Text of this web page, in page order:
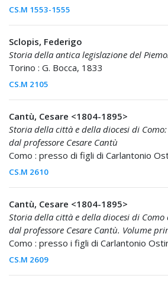
CS.M 1553-1555
Sclopis, Federigo
Storia della antica legislazione del
Torino : G. Bocca, 1833
CS.M 2105
Cantù, Cesare <1804-1895>
Storia della città e della diocesi di
dal professore Cesare Cantù
Como : presso di figli di Carlantonio
CS.M 2610
Cantù, Cesare <1804-1895>
Storia della città e della diocesi di
dal professore Cesare Cantù. Volume
Como : presso i figli di Carlantonio
CS.M 2609